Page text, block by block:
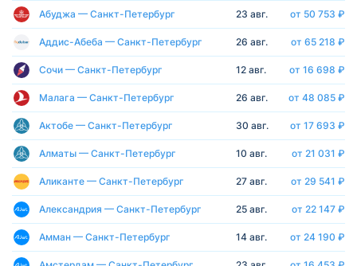
Абуджа — Санкт-Петербург 23 авг. от 50 753 ₽
Аддис-Абеба — Санкт-Петербург 26 авг. от 65 218 ₽
Сочи — Санкт-Петербург 12 авг. от 16 698 ₽
Малага — Санкт-Петербург 26 авг. от 48 085 ₽
Актобе — Санкт-Петербург 30 авг. от 17 693 ₽
Алматы — Санкт-Петербург 10 авг. от 21 031 ₽
Аликанте — Санкт-Петербург 27 авг. от 29 541 ₽
Александрия — Санкт-Петербург 25 авг. от 22 147 ₽
Амман — Санкт-Петербург 14 авг. от 24 190 ₽